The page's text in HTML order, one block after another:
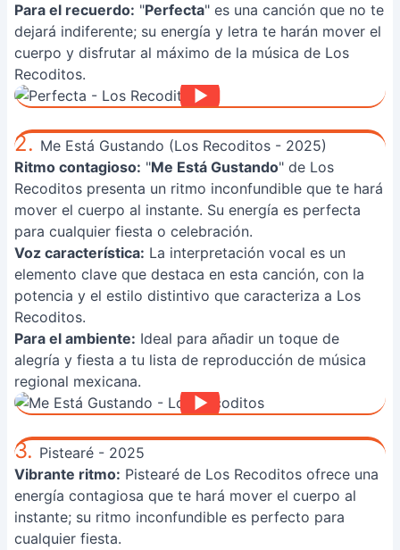
Para el recuerdo: "Perfecta" es una canción que no te
dejará indiferente; su energía y letra te harán mover el
cuerpo y disfrutar al máximo de la música de Los
Recoditos.
2. Me Está Gustando (Los Recoditos - 2025)
Ritmo contagioso: "Me Está Gustando" de Los
Recoditos presenta un ritmo inconfundible que te hará
mover el cuerpo al instante. Su energía es perfecta
para cualquier fiesta o celebración.
Voz característica: La interpretación vocal es un
elemento clave que destaca en esta canción, con la
potencia y el estilo distintivo que caracteriza a Los
Recoditos.
Para el ambiente: Ideal para añadir un toque de
alegría y fiesta a tu lista de reproducción de música
regional mexicana.
3. Pistearé - 2025
Vibrante ritmo: Pistearé de Los Recoditos ofrece una
energía contagiosa que te hará mover el cuerpo al
instante; su ritmo inconfundible es perfecto para
cualquier fiesta.